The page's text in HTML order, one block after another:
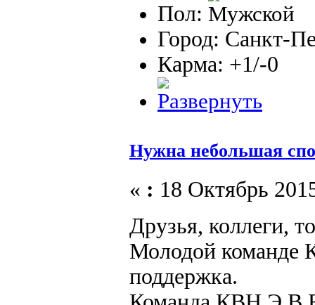
Пол:
Город: Санкт-
Карма: +1/-0
Нужна небольшая
« : 18 Октябрь
Друзья, коллеги,
Молодой команде
поддержка.